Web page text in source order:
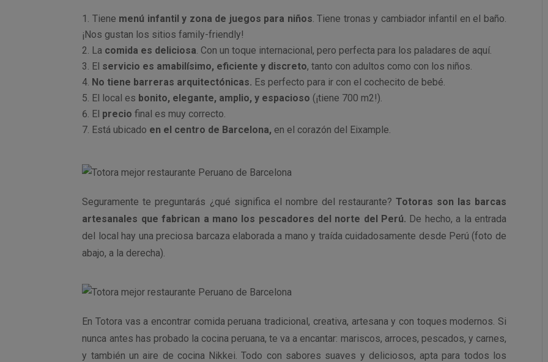
Tiene menú infantil y zona de juegos para niños . Tiene tronas y cambiador infantil en el baño.
¡Nos gustan los sitios family-friendly!
La comida es deliciosa . Con un toque internacional, pero perfecta para los paladares de aquí.
El servicio es amabilísimo, eficiente y discreto, tanto con adultos como con los niños.
No tiene barreras arquitectónicas. Es perfecto para ir con el cochecito de bebé.
El local es bonito, elegante, amplio, y espacioso (¡tiene 700 m2!).
El precio final es muy correcto.
Está ubicado en el centro de Barcelona, en el corazón del Eixample.
Seguramente te preguntarás ¿qué significa el nombre del restaurante? Totoras son las barcas
artesanales que fabrican a mano los pescadores del norte del Perú. De hecho, a la entrada
del local hay una preciosa barcaza elaborada a mano y traída cuidadosamente desde Perú (foto de
abajo, a la derecha).
En Totora vas a encontrar comida peruana tradicional, creativa, artesana y con toques modernos. Si
nunca antes has probado la cocina peruana, te va a encantar: mariscos, arroces, pescados, y carnes,
y también un aire de cocina Nikkei. Todo con sabores suaves y deliciosos, apta para todos los